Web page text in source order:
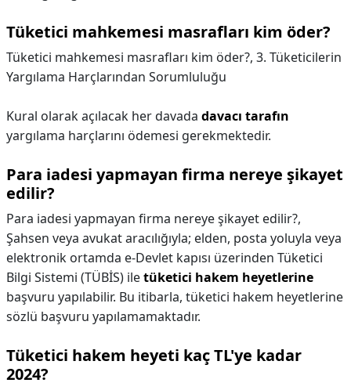
Tüketici mahkemesi masrafları kim öder?
Tüketici mahkemesi masrafları kim öder?, 3. Tüketicilerin
Yargılama Harçlarından Sorumluluğu
Kural olarak açılacak her davada davacı tarafın
yargılama harçlarını ödemesi gerekmektedir.
Para iadesi yapmayan firma nereye şikayet
edilir?
Para iadesi yapmayan firma nereye şikayet edilir?,
Şahsen veya avukat aracılığıyla; elden, posta yoluyla veya
elektronik ortamda e-Devlet kapısı üzerinden Tüketici
Bilgi Sistemi (TÜBİS) iletüketici hakem heyetlerine
başvuru yapılabilir. Bu itibarla, tüketici hakem heyetlerine
sözlü başvuru yapılamamaktadır.
Tüketici hakem heyeti kaç TL'ye kadar
2024?